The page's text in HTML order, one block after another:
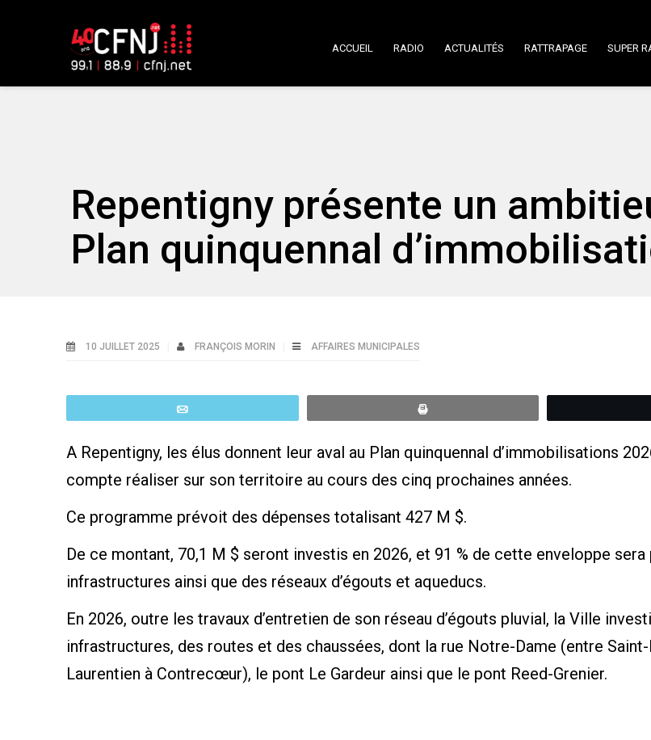
ACCUEIL RADIO ACTUALITÉS RATTRAPAGE SUPER
Repentigny présente un
Plan quinquennal
10 JUILLET 2025 FRANÇOIS MORIN AFFAIRES MUNICIPALES
A Repentigny, les élus donnent leur aval au Plan quinquennal d’immobilisations
compte réaliser sur son territoire au cours des cinq prochaines années.
Ce programme prévoit des dépenses totalisant 427 M $.
De ce montant, 70,1 M $ seront investis en 2026, et 91 % de cette enveloppe
infrastructures ainsi que des réseaux d’égouts et aqueducs.
En 2026, outre les travaux d’entretien de son réseau d’égouts pluvial, la Ville
infrastructures, des routes et des chaussées, dont la rue Notre-Dame (entre
Laurentien à Contrecœur), le pont Le Gardeur ainsi que le pont Reed-Grenier.